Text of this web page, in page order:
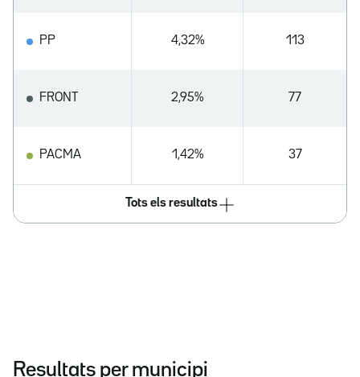
PP 4,32% 113
FRONT 2,95% 77
PACMA 1,42% 37
Tots els resultats
Resultats per municipi